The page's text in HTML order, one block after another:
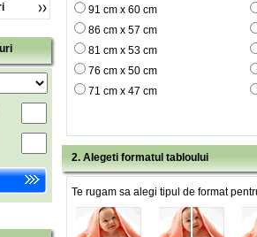
91 cm x 60 cm
86 cm x 57 cm
81 cm x 53 cm
76 cm x 50 cm
71 cm x 47 cm
2. Alegeti formatul tabloului
Te rugam sa alegi tipul de format